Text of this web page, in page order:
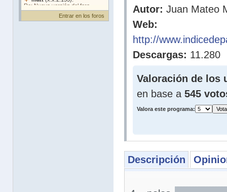
Entrar en los foros
Autor: Juan Mateo
Web:
http://
Descargas: 11.280
Valoración de los
en base a 545
Valora este programa:
Descripción